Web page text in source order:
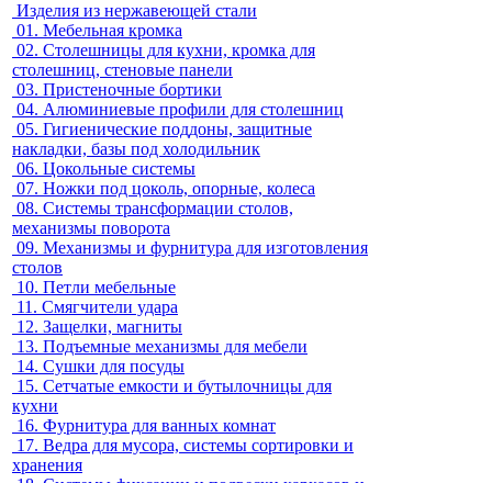
Изделия из нержавеющей стали
01. Мебельная кромка
02. Столешницы для кухни, кромка для
столешниц, стеновые панели
03. Пристеночные бортики
04. Алюминиевые профили для столешниц
05. Гигиенические поддоны, защитные
накладки, базы под холодильник
06. Цокольные системы
07. Ножки под цоколь, опорные, колеса
08. Системы трансформации столов,
механизмы поворота
09. Механизмы и фурнитура для изготовления
столов
10. Петли мебельные
11. Смягчители удара
12. Защелки, магниты
13. Подъемные механизмы для мебели
14. Сушки для посуды
15. Сетчатые емкости и бутылочницы для
кухни
16. Фурнитура для ванных комнат
17. Ведра для мусора, системы сортировки и
хранения